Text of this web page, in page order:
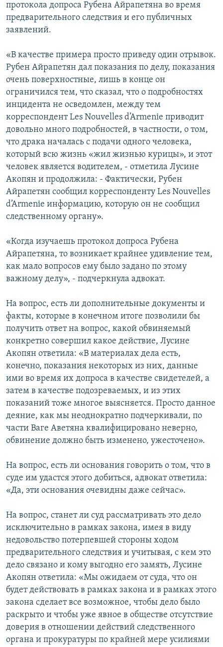
протокола допроса Рубена Айрапетяна во время
предварительного следствия и его публичных
заявлений.
«В качестве примера просто приведу один отрывок.
Рубен Айрапетян дал показания по делу, показания
очень поверхностные, лишь в конце он
ограничился тем, что сказал, что о подробностях
инцидента не осведомлен, между тем
корреспондент Les Nouvelles d’Armenie приводит
довольно много подробностей, в частности, о том,
что драка началась с подачи одного человека,
который всю жизнь «жил жизнью курицы», и этот
человек является водителем, - отметила Лусине
Акопян и продолжила: - Фактически, Рубен
Айрапетян сообщил корреспонденту Les Nouvelles
d’Armenie информацию, которую он не сообщил
следственному органу».
«Когда изучаешь протокол допроса Рубена
Айрапетяна, то возникает крайнее удивление тем,
как мало вопросов ему было задано по этому
важному делу», - подчеркнула адвокат.
На вопрос, есть ли дополнительные документы и
факты, которые в конечном итоге позволили бы
получить ответ на вопрос, какой обвиняемый
конкретно совершил какое действие, Лусине
Акопян ответила: «В материалах дела есть,
конечно, показания некоторых из них, данные
ими во время их допроса в качестве свидетелей, а
затем в качестве подозреваемых, и из этих
показаний тоже многое выясняется. Просто данное
деяние, как мы неоднократно подчеркивали, по
части Ваге Аветяна квалифицировано неверно,
обвинение должно быть изменено, ужесточено».
На вопрос, есть ли основания говорить о том, что в
суде им удастся этого добиться, адвокат ответила:
«Да, эти основания очевидны даже сейчас».
На вопрос, станет ли суд рассматривать это дело
исключительно в рамках закона, имея в виду
недовольство потерпевшей стороны ходом
предварительного следствия и учитывая, с кем это
дело связано и кому выгодно его замять, Лусине
Акопян ответила: «Мы ожидаем от суда, что он
будет действовать в рамках закона и в рамках этого
закона сделает все возможное, чтобы дело было
раскрыто и чтобы уже явное в обществе отсутствие
доверия в отношении действий следственного
органа и прокуратуры по крайней мере усилиями